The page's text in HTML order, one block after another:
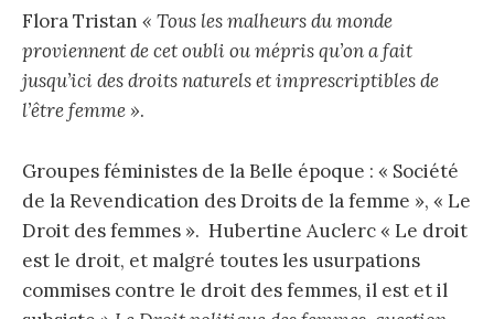
Flora Tristan « Tous les malheurs du monde
proviennent de cet oubli ou mépris qu’on a fait
jusqu’ici des droits naturels et imprescriptibles de
l’être femme ».
Groupes féministes de la Belle époque : « Société
de la Revendication des Droits de la femme », « Le
Droit des femmes ». Hubertine Auclerc « Le droit
est le droit, et malgré toutes les usurpations
commises contre le droit des femmes, il est et il